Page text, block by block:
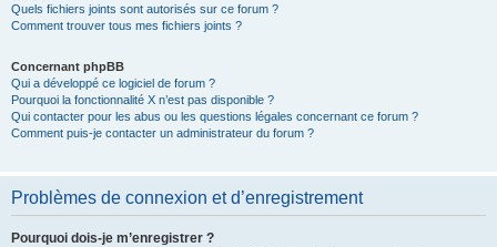
Quels fichiers joints sont autorisés sur ce forum ?
Comment trouver tous mes fichiers joints ?
Concernant phpBB
Qui a développé ce logiciel de forum ?
Pourquoi la fonctionnalité X n’est pas disponible ?
Qui contacter pour les abus ou les questions légales concernant ce forum ?
Comment puis-je contacter un administrateur du forum ?
Problèmes de connexion et d’enregistrement
Pourquoi dois-je m’enregistrer ?